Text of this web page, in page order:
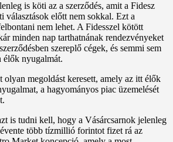
is köti az a szerződés, amit a Fidesz
választások előtt nem sokkal. Ezt a
nem lehet. A Fidesszel kötött
minden nap tarthatnának rendezvényeket
szereplő cégek, és semmi sem
élők nyugalmát.
olyan megoldást keresett, amely az itt élők
a hagyományos piac üzemelését
is tudni kell, hogy a Vásárcsarnok jelenleg
évente több tízmillió forintot fizet rá az